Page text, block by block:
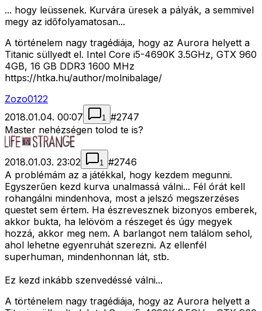
... hogy leüssenek. Kurvára üresek a pályák, a semmivel
megy az időfolyamatosan...
A történelem nagy tragédiája, hogy az Aurora helyett a
Titanic süllyedt el. Intel Core i5-4690K 3.5GHz, GTX 960
4GB, 16 GB DDR3 1600 MHz
https://htka.hu/author/molnibalage/
Zozo0122
2018.01.04. 00:07
1 #2747
Master nehézségen tolod te is?
2018.01.03. 23:02 1 #2746
A problémám az a játékkal, hogy kezdem megunni.
Egyszerűen kezd kurva unalmassá válni... Fél órát kell
rohangálni mindenhova, most a jelszó megszerzéses
questet sem értem. Ha észrevesznek bizonyos emberek,
akkor bukta, ha lelövöm a részeget és úgy megyek
hozzá, akkor meg nem. A barlangot nem találom sehol,
ahol lehetne egyenruhát szerezni. Az ellenfél
superhuman, mindenhonnan lát, stb.
Ez kezd inkább szenvedéssé válni...
A történelem nagy tragédiája, hogy az Aurora helyett a